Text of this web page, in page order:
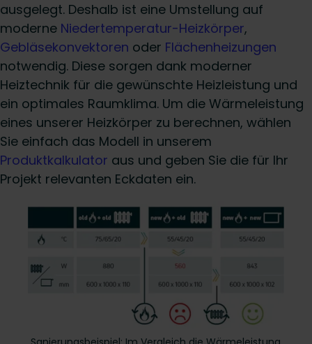
ausgelegt. Deshalb ist eine Umstellung auf
moderne Niedertemperatur-Heizkörper,
Gebläsekonvektoren oder Flächenheizungen
notwendig. Diese sorgen dank moderner
Heiztechnik für die gewünschte Heizleistung und
ein optimales Raumklima. Um die Wärmeleistung
eines unserer Heizkörper zu berechnen, wählen
Sie einfach das Modell in unserem
Produktkalkulator aus und geben Sie die für Ihr
Projekt relevanten Eckdaten ein.